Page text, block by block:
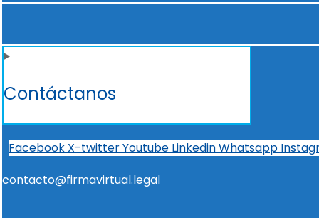
Contáctanos
Facebook X-twitterYoutube LinkedinWhatsapp
contacto@firmavirtual.legal